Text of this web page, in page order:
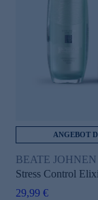
ANGEBOT
BEATE JOHNEN
Stress Control
29,99 €